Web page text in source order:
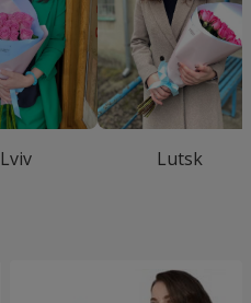
Lviv Lutsk